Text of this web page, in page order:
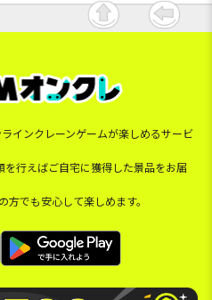
インクレーンゲームが楽しめるサービ
行えばご自宅に獲得した景品をお届
でも安心して楽しめます。